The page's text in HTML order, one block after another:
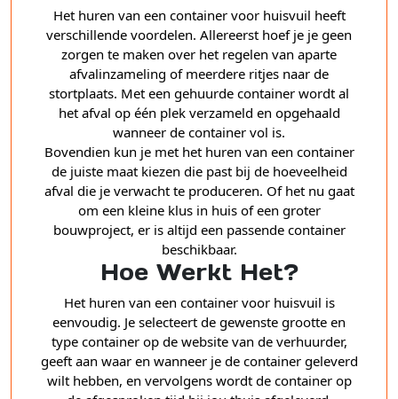
Het huren van een container voor huisvuil heeft
verschillende voordelen. Allereerst hoef je je geen
zorgen te maken over het regelen van aparte
afvalinzameling of meerdere ritjes naar de
stortplaats. Met een gehuurde container wordt al
het afval op één plek verzameld en opgehaald
wanneer de container vol is.
Bovendien kun je met het huren van een container
de juiste maat kiezen die past bij de hoeveelheid
afval die je verwacht te produceren. Of het nu gaat
om een kleine klus in huis of een groter
bouwproject, er is altijd een passende container
beschikbaar.
Hoe Werkt Het?
Het huren van een container voor huisvuil is
eenvoudig. Je selecteert de gewenste grootte en
type container op de website van de verhuurder,
geeft aan waar en wanneer je de container geleverd
wilt hebben, en vervolgens wordt de container op